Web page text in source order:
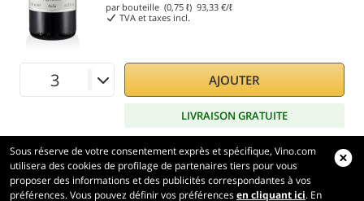
par bouteille (0,75 ℓ) 93,33 €/ℓ
TVA et taxes incl.
AJOUTER
LIVRAISON GRATUITE
Sous réserve de votre consentement exprès et spécifique, Vino.com
utilisera des cookies de profilage de partenaires tiers pour vous
proposer des informations et des publicités correspondantes à vos
préférences. Vous pouvez définir vos préférencesen cliquant ici. En